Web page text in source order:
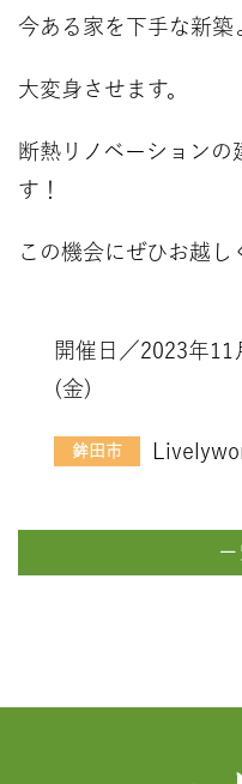
今ある家を下手な新築
大変身させます。
断熱リノベーションの
す！
この機会にぜひお越し
開催日／2023年11
(金)
鉾田市
一